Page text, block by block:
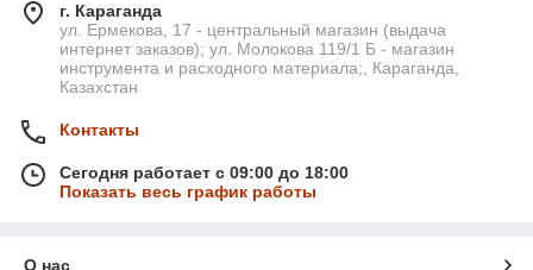
г. Караганда
ул. Ермекова, 17 - центральный магазин (выдача
интернет заказов); ул. Молокова 119/1 Б - магазин
инструмента и расходного материала;, Караганда,
Казахстан
Контакты
Сегодня работает с 09:00 до 18:00
Показать весь график работы
О нас